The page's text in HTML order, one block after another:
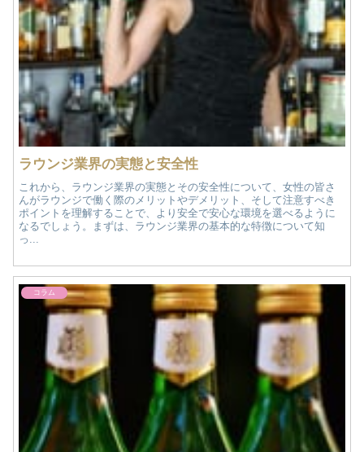
ラウンジ業界の実態と安全性
これから、ラウンジ業界の実態とその安全性について、女性の皆さ
んがラウンジで働く際のメリットやデメリット、そして注意すべき
ポイントを理解することで、より安全で安心な環境を選べるように
なるでしょう。まずは、ラウンジ業界の基本的な特徴について知
っ...
コラム